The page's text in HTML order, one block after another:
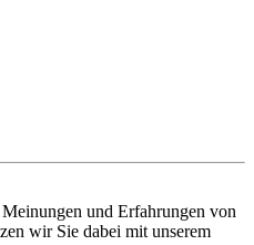
und Erfahrungen von
wir Sie dabei mit unserem